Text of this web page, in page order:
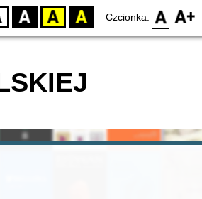
BW YB BY Czcionka: F0 F1